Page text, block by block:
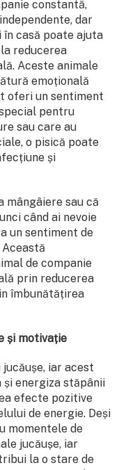
constantă,
dar
în casă poate ajuta
reducerea
Aceste animale
emoțională
oferi un sentiment
pentru
sau care au
o pisică poate
și
mângâiere sau că
când ai nevoie
un sentiment de
de companie
prin reducerea
îmbunătățirea
și motivație
iar acest
energiza stăpânii
efecte pozitive
de energie. Deși
momentele de
jucăușe, iar
la o stare de